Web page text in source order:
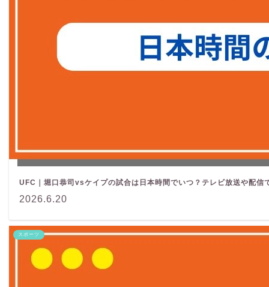
UFC｜堀口恭司vsケイプの試合は日本時間でいつ？テレビ放送や配信
2026.6.20
スポーツ